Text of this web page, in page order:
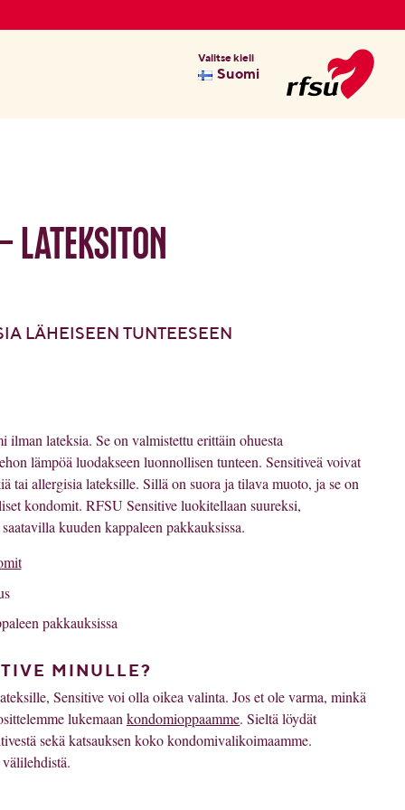
Valitse kieli
Suomi
lateksiton
LÄHEISEEN TUNTEESEEN
lateksia. Se on valmistettu erittäin ohuesta
lämpöä luodakseen luonnollisen tunteen. Sensitiveä voivat
tai allergisia lateksille. Sillä on suora ja tilava muoto, ja se on
kondomit. RFSU Sensitive luokitellaan suureksi,
kuuden kappaleen pakkauksissa.
pakkauksissa
MINULLE?
Sensitive voi olla oikea valinta. Jos et ole varma, minkä
lukemaankondomioppaamme. Sieltä löydät
sekä katsauksen koko kondomivalikoimaamme.